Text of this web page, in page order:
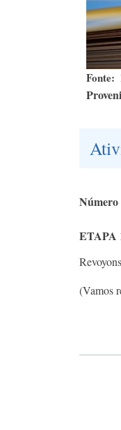
Fonte
Número
ETAPA
(Vamos